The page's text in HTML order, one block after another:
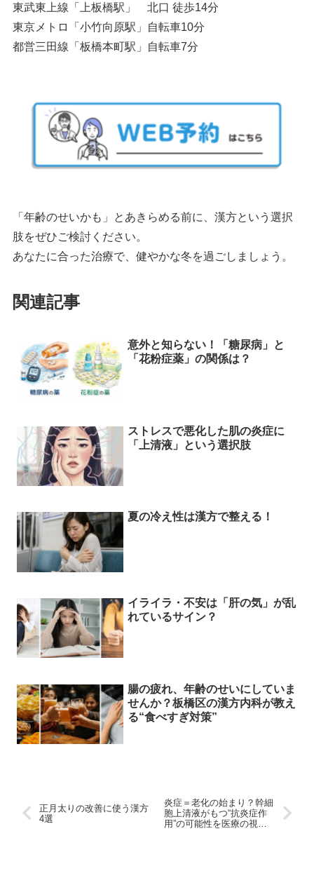
東武東上線「上板橋駅」 北口 徒歩14分
東京メトロ「小竹向原駅」自転車10分
都営三田線「板橋本町駅」自転車7分
「年齢のせいかも」とあきらめる前に、漢方という選択
肢をぜひご検討ください。
あなたに合った治療で、健やかな冬を過ごしましょう。
関連記事
意外と知らない！「糖尿病」と
「花粉症薬」の関係は？
ストレスで悪化した肌の炎症に
「上清液」という選択肢
夏の冷え性は漢方で整える！
イライラ・不安は「肝の気」が乱
れているサイン？
腸の疲れ、年齢のせいにしていま
せんか？板橋区の漢方内科が教え
る“食べすぎ対策”
正月太りの改善に使う漢方
4選
炎症＝老化の始まり？幹細
胞上清液がもつ“抗炎症作
用”の可能性を医療の視点